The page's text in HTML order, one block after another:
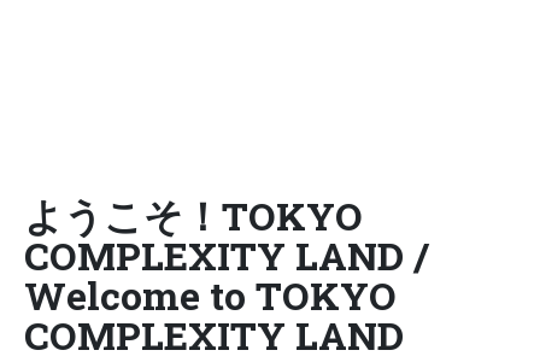
ようこそ！TOKYO
COMPLEXITY LAND /
Welcome to TOKYO
COMPLEXITY LAND